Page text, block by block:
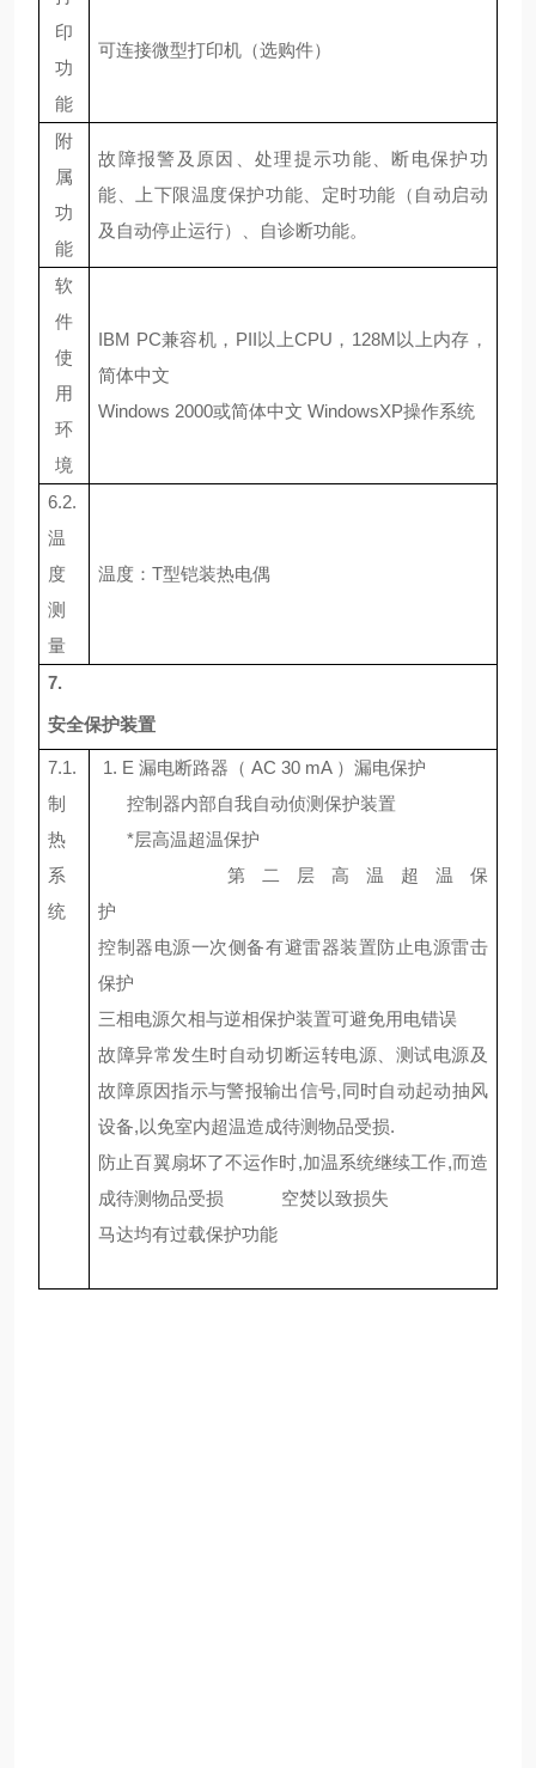
印
功
能
可连接微型打印机（选购件）
附
属
功
能
故障报警及原因、处理提示功能、断电保护功
能、上下限温度保护功能、定时功能（自动启动
及自动停止运行）、自诊断功能。
软
件
使
用
环
境
IBM PC兼容机， PII以上CPU ， 128M以上内存，
简体中文
Windows 2000或简体中文 WindowsXP操作系统
6.2.
温
度
测
量
温度：T型铠装热电偶
7.
安全保护装置
7.1.
制
热
系
统
1. E 漏电断路器 （ AC 30 mA ） 漏电保护
控制器内部自我自动侦测保护装置
*层高温超温保护
第二层高温超温保
护
控制器电源一次侧备有避雷器装置防止电源雷击
保护
三相电源欠相与逆相保护装置可避免用电错误
故障异常发生时自动切断运转电源、测试电源及
故障原因指示与警报输出信号,同时自动起动抽风
设备,以免室内超温造成待测物品受损.
防止百翼扇坏了不运作时,加温系统继续工作,而造
成待测物品受损
空焚以致损失
马达均有过载保护功能